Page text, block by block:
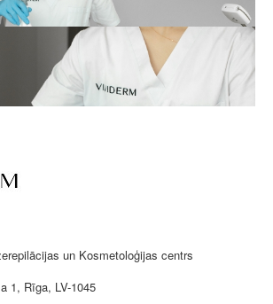
un Kosmetoloģijas centrs
1, Rīga, LV-1045